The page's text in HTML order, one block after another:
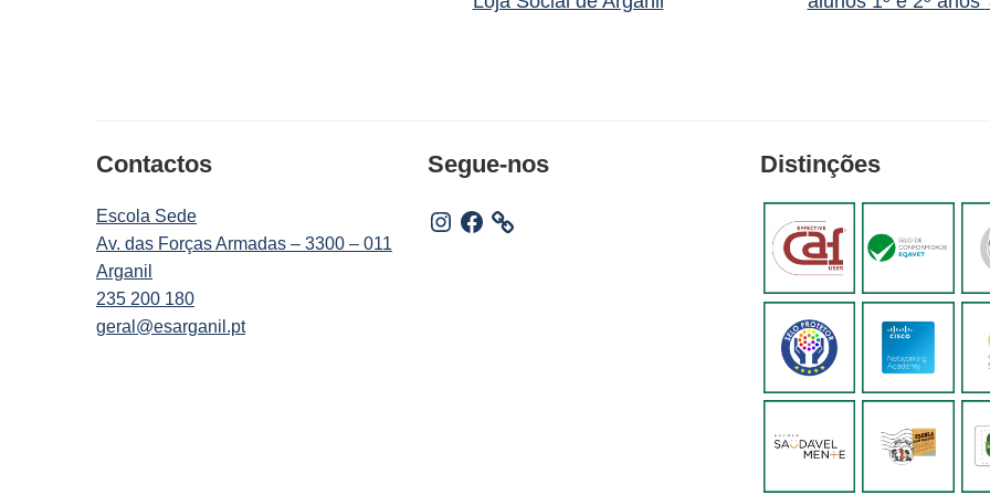
Contactos
Escola Sede
Av. das Forças Armadas – 3300 – 011
Arganil
235 200 180
geral@esarganil.pt
Segue-nos
Instagram
Facebook
Distinções